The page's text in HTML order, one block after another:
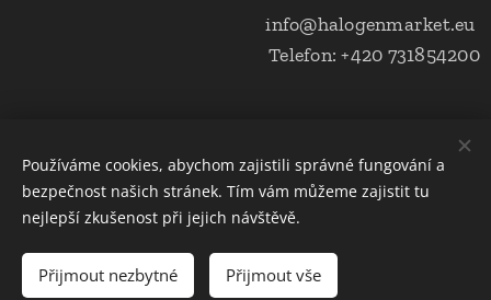
Do košíku
info@halogenmarket.eu
Telefon: +420 731854200
Obchodní podmínky a ochrana soukromí
Cookies
Používáme cookies, abychom zajistili správné fungování a
bezpečnost našich stránek. Tím vám můžeme zajistit tu
nejlepší zkušenost při jejich návštěvě.
Přijmout nezbytné Přijmout vše